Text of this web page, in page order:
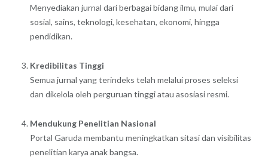
Menyediakan jurnal dari berbagai bidang ilmu, mulai dari
sosial, sains, teknologi, kesehatan, ekonomi, hingga
pendidikan.
Kredibilitas Tinggi
Semua jurnal yang terindeks telah melalui proses seleksi
dan dikelola oleh perguruan tinggi atau asosiasi resmi.
Mendukung Penelitian Nasional
Portal Garuda membantu meningkatkan sitasi dan visibilitas
penelitian karya anak bangsa.